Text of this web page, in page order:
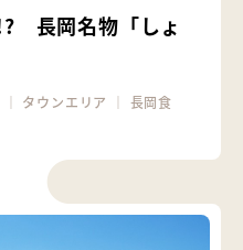
長岡名物「しょ
タウンエリア
長岡食